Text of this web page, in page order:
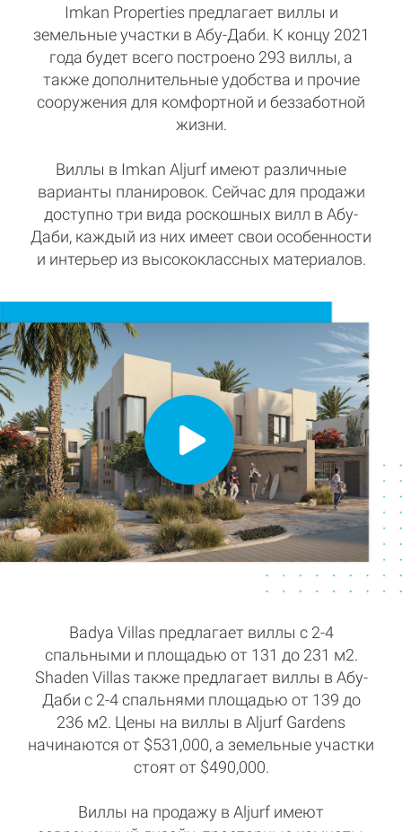
Imkan Properties предлагает виллы и
земельные участки в Абу-Даби. К концу 2021
года будет всего построено 293 виллы, а
также дополнительные удобства и прочие
сооружения для комфортной и беззаботной
жизни.
Виллы в Imkan Aljurf имеют различные
варианты планировок. Сейчас для продажи
доступно три вида роскошных вилл в Абу-
Даби, каждый из них имеет свои особенности
и интерьер из высококлассных материалов.
Badya Villas предлагает виллы с 2-4
спальными и площадью от 131 до 231 м2.
Shaden Villas также предлагает виллы в Абу-
Даби с 2-4 спальнями площадью от 139 до
236 м2. Цены на виллы в Aljurf Gardens
начинаются от $531,000, а земельные участки
стоят от $490,000.
Виллы на продажу в Aljurf имеют